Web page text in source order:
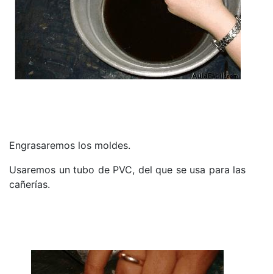
Engrasaremos los moldes.
Usaremos un tubo de PVC, del que se usa para las
cañerías.